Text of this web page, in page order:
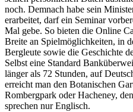
noch. Demnach habe sein
erarbeitet, darf ein Seminar
Mal gebe. So bieten die Online
Breite an Spielmöglichkeiten, in
Bergleute sowie die Geschichte
Selbst eine Standard
länger als 72 Stunden, auf
erreicht man den Botanischen
Rombergpark oder Hacheney,
sprechen nur Englisch.